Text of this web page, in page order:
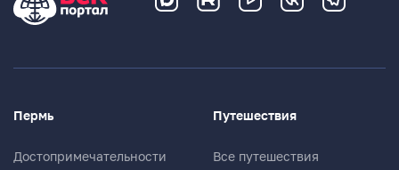
Пермь
Достопримечательности
Путешествия
Все путешествия